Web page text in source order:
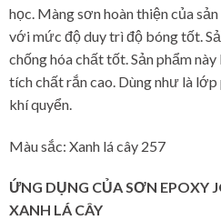
học. Màng sơn hoàn thiện của
với mức độ duy trì độ bóng tốt.
chống hóa chất tốt. Sản phẩm
tích chất rắn cao. Dùng như là
khí quyển.
Màu sắc: Xanh lá cây 257
ỨNG DỤNG CỦASƠN EPOXY
XANH LÁ CÂY